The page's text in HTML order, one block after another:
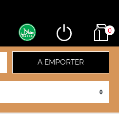
0
A EMPORTER